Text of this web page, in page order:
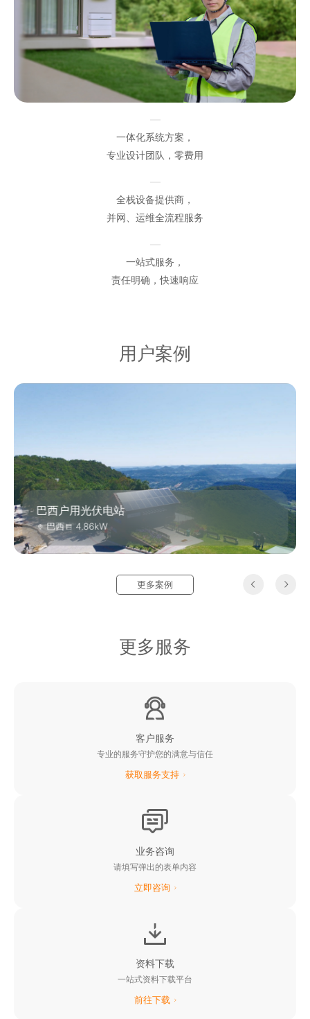
一体化系统方案，
专业设计团队，零费用
全栈设备提供商，
并网、运维全流程服务
一站式服务，
责任明确，快速响应
用户案例
巴西户用光伏电站
巴西 4.86kW
更多案例
更多服务
客户服务
专业的服务守护您的满意与信任
获取服务支持
业务咨询
请填写弹出的表单内容
立即咨询
资料下载
一站式资料下载平台
前往下载
阳光新能源业务网站
阳光电动力业务网站
阳光云平台